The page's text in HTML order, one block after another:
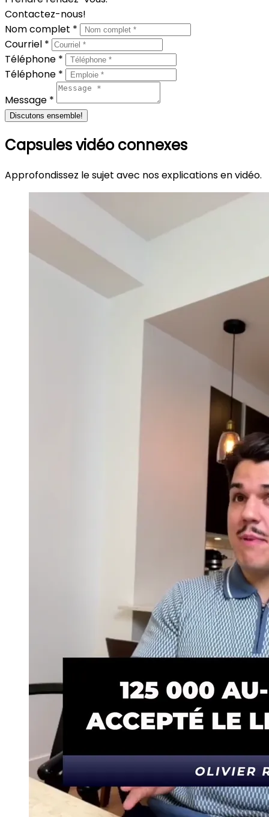
Contactez-nous!
Nom complet *
Courriel *
Téléphone *
Téléphone *
Message *
Discutons ensemble!
Capsules vidéo connexes
Approfondissez le sujet avec nos explications en vidéo.